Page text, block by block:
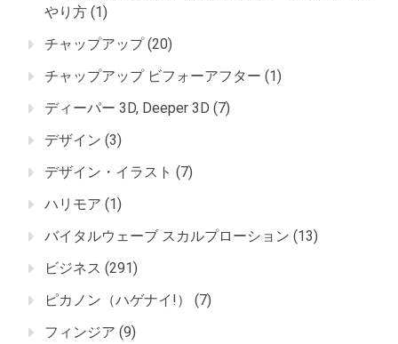
やり方 (1)
チャップアップ(20)
チャップアップ ビフォーアフター (1)
ディーパー 3D, Deeper 3D (7)
デザイン (3)
デザイン・イラスト (7)
ハリモア (1)
バイタルウェーブ スカルプローション (13)
ビジネス (291)
ピカノン（ハゲナイ!）
(7)
フィンジア (9)